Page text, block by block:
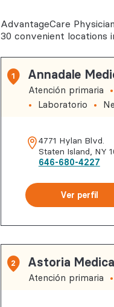
AdvantageCare
30 convenient locations
1 Annadale
Atención primaria
Laboratorio
4771 Hylan Blvd.
Staten Island, NY
646-680-4227
Ver perfil
2 Astoria
Atención primaria